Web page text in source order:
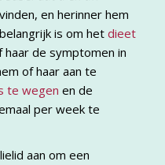
en herinner hem
is om het dieet
haar de symptomen in
of haar aan te
te wegen en de
per week te
aan om een